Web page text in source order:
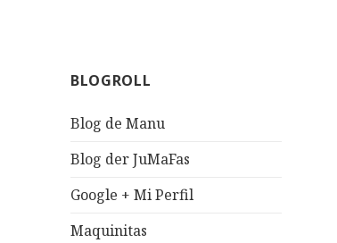
BLOGROLL
Blog de Manu
Blog der JuMaFas
Google + Mi Perfil
Maquinitas